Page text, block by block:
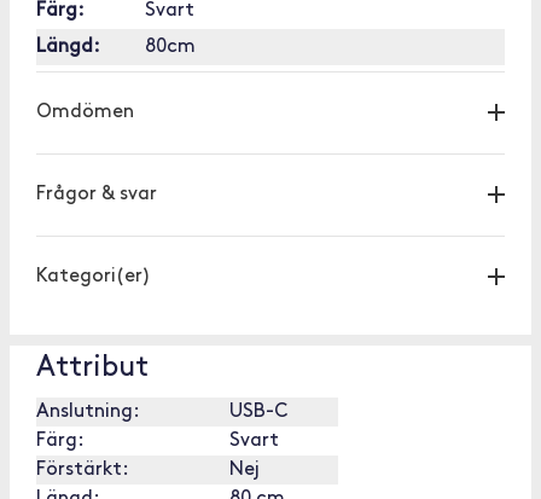
Färg:
Svart
Längd:
80cm
Omdömen
Frågor & svar
Kategori(er)
Attribut
Anslutning:
USB-C
Färg:
Svart
Förstärkt:
Nej